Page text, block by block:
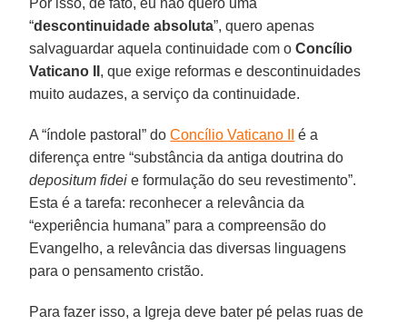
“descontinuidade absoluta”, quero apenas
salvaguardar aquela continuidade com oConcílio
Vaticano II , que exige reformas e descontinuidades
muito audazes, a serviço da continuidade.
A “índole pastoral” doConcílio Vaticano II
é a
diferença entre “substância da antiga doutrina do
depositum fidei e formulação do seu revestimento”.
Esta é a tarefa: reconhecer a relevância da
“experiência humana” para a compreensão do
Evangelho, a relevância das diversas linguagens
para o pensamento cristão.
Para fazer isso, a Igreja deve bater pé pelas ruas de